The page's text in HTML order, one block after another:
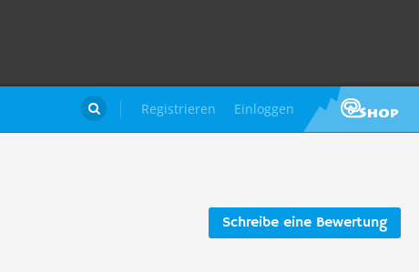
Registrieren Einloggen

Schreibe eine Bewertung